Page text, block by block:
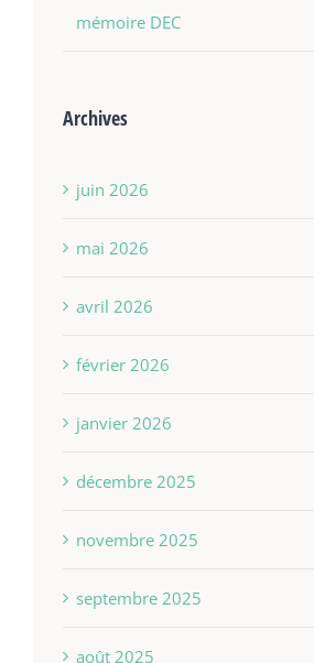
mémoire DEC
Archives
juin 2026
mai 2026
avril 2026
février 2026
janvier 2026
décembre 2025
novembre 2025
septembre 2025
août 2025